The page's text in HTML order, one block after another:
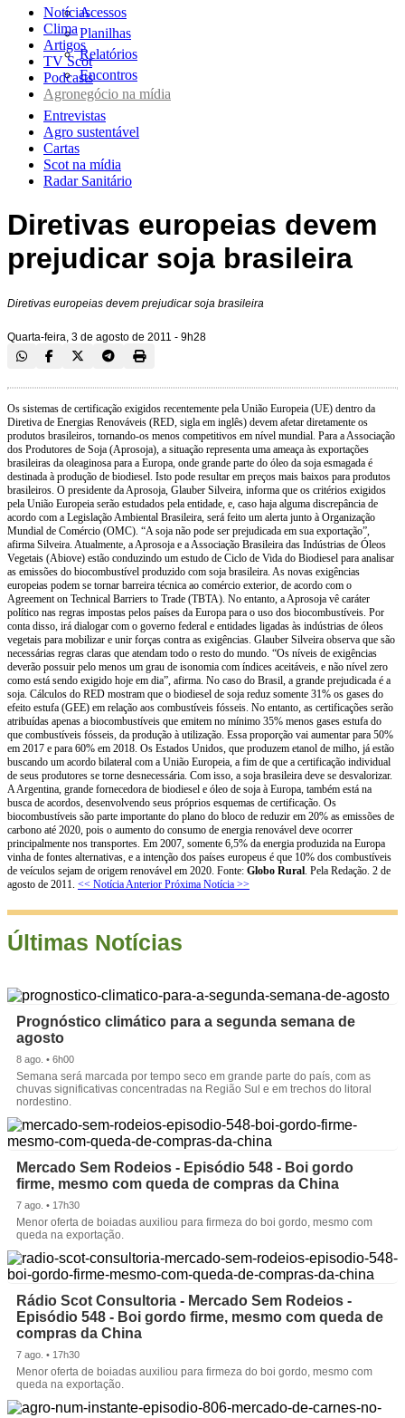
Acessos
Planilhas
Relatórios
Encontros
Notícias
Clima
Artigos
TV Scot
Podcasts
Agronegócio na mídia
Entrevistas
Agro sustentável
Cartas
Scot na mídia
Radar Sanitário
Diretivas europeias devem
prejudicar soja brasileira
Diretivas europeias devem prejudicar soja brasileira
Quarta-feira, 3 de agosto de 2011 - 9h28
Os sistemas de certificação exigidos recentemente pela União Europeia (UE) dentro da
Diretiva de Energias Renováveis (RED, sigla em inglês) devem afetar diretamente os
produtos brasileiros, tornando-os menos competitivos em nível mundial. Para a Associação
dos Produtores de Soja (Aprosoja), a situação representa uma ameaça às exportações
brasileiras da oleaginosa para a Europa, onde grande parte do óleo da soja esmagada é
destinada à produção de biodiesel. Isto pode resultar em preços mais baixos para produtos
brasileiros. O presidente da Aprosoja, Glauber Silveira, informa que os critérios exigidos
pela União Europeia serão estudados pela entidade, e, caso haja alguma discrepância de
acordo com a Legislação Ambiental Brasileira, será feito um alerta junto à Organização
Mundial de Comércio (OMC). “A soja não pode ser prejudicada em sua exportação”,
afirma Silveira. Atualmente, a Aprosoja e a Associação Brasileira das Indústrias de Óleos
Vegetais (Abiove) estão conduzindo um estudo de Ciclo de Vida do Biodiesel para analisar
as emissões do biocombustível produzido com soja brasileira. As novas exigências
europeias podem se tornar barreira técnica ao comércio exterior, de acordo com o
Agreement on Technical Barriers to Trade (TBTA). No entanto, a Aprosoja vê caráter
político nas regras impostas pelos países da Europa para o uso dos biocombustíveis. Por
conta disso, irá dialogar com o governo federal e entidades ligadas às indústrias de óleos
vegetais para mobilizar e unir forças contra as exigências. Glauber Silveira observa que são
necessárias regras claras que atendam todo o resto do mundo. “Os níveis de exigências
deverão possuir pelo menos um grau de isonomia com índices aceitáveis, e não nível zero
como está sendo exigido hoje em dia”, afirma. No caso do Brasil, a grande prejudicada é a
soja. Cálculos do RED mostram que o biodiesel de soja reduz somente 31% os gases do
efeito estufa (GEE) em relação aos combustíveis fósseis. No entanto, as certificações serão
atribuídas apenas a biocombustíveis que emitem no mínimo 35% menos gases estufa do
que combustíveis fósseis, da produção à utilização. Essa proporção vai aumentar para 50%
em 2017 e para 60% em 2018. Os Estados Unidos, que produzem etanol de milho, já estão
buscando um acordo bilateral com a União Europeia, a fim de que a certificação individual
de seus produtores se torne desnecessária. Com isso, a soja brasileira deve se desvalorizar.
A Argentina, grande fornecedora de biodiesel e óleo de soja à Europa, também está na
busca de acordos, desenvolvendo seus próprios esquemas de certificação. Os
biocombustíveis são parte importante do plano do bloco de reduzir em 20% as emissões de
carbono até 2020, pois o aumento do consumo de energia renovável deve ocorrer
principalmente nos transportes. Em 2007, somente 6,5% da energia produzida na Europa
vinha de fontes alternativas, e a intenção dos países europeus é que 10% dos combustíveis
de veículos sejam de origem renovável em 2020. Fonte: Globo Rural. Pela Redação. 2 de
agosto de 2011. << Notícia Anterior Próxima Notícia >>
Últimas Notícias
Prognóstico climático para a segunda semana de
agosto
8 ago. • 6h00
Semana será marcada por tempo seco em grande parte do país, com as
chuvas significativas concentradas na Região Sul e em trechos do litoral
nordestino.
Mercado Sem Rodeios - Episódio 548 - Boi gordo
firme, mesmo com queda de compras da China
7 ago. • 17h30
Menor oferta de boiadas auxiliou para firmeza do boi gordo, mesmo com
queda na exportação.
Rádio Scot Consultoria - Mercado Sem Rodeios -
Episódio 548 - Boi gordo firme, mesmo com queda de
compras da China
7 ago. • 17h30
Menor oferta de boiadas auxiliou para firmeza do boi gordo, mesmo com
queda na exportação.